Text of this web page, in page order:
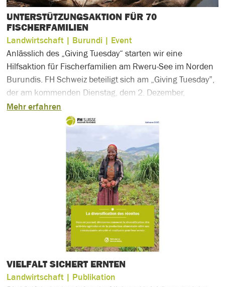
UNTERSTÜTZUNGSAKTION FÜR 70
FISCHERFAMILIEN
Landwirtschaft | Burundi | Event
Anlässlich des „Giving Tuesday“ starten wir eine
Hilfsaktion für Fischerfamilien am Rweru-See im Norden
Burundis. FH Schweiz beteiligt sich am „Giving Tuesday”,
der am kommenden Dienstag, dem 2. Dezember,
stattfindet. Dieser Tag wurde ins Leben gerufen, um
einen Gegenpol zum Konsumrausch des Black Friday zu
Zwecke und die Unterstützung von
Wohltätigkeitsorganisationen zu legen.
Mehr erfahren
VIELFALT SICHERT ERNTEN
Landwirtschaft | Publikation